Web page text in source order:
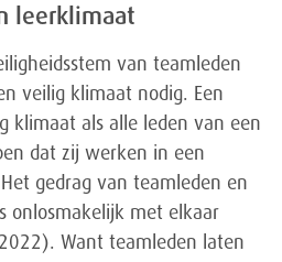
leerklimaat
van teamleden
veilig klimaat nodig. Een
klimaat als alle leden van een
dat zij werken in een
gedrag van teamleden en
onlosmakelijk met elkaar
Want teamleden laten